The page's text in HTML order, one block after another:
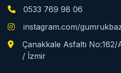
0533 769 98 06
instagram.com/
Çanakkale Asfaltı
/ İzmir